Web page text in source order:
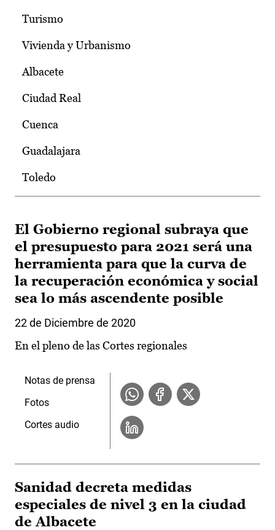
Turismo
Vivienda y Urbanismo
Albacete
Ciudad Real
Cuenca
Guadalajara
Toledo
El Gobierno regional subraya que
el presupuesto para 2021 será una
herramienta para que la curva de
la recuperación económica y social
sea lo más ascendente posible
22 de Diciembre de 2020
En el pleno de las Cortes regionales
Notas de prensa
Fotos
Cortes audio
Sanidad decreta medidas
especiales de nivel 3 en la ciudad
de Albacete